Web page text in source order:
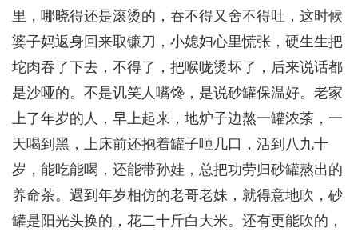
里，哪晓得还是滚烫的，吞不得又舍不得吐，这时候
婆子妈返身回来取镰刀，小媳妇心里慌张，硬生生把
坨肉吞了下去，不得了，把喉咙烫坏了，后来说话都
是沙哑的。不是讥笑人嘴馋，是说砂罐保温好。老家
上了年岁的人，早上起来，地炉子边熬一罐浓茶，一
天喝到黑，上床前还抱着罐子咂几口，活到八九十
岁，能吃能喝，还能带孙娃，总把功劳归砂罐熬出的
养命茶。遇到年岁相仿的老哥老妹，就得意地吹，砂
罐是阳光头换的，花二十斤白大米。还有更能吹的，